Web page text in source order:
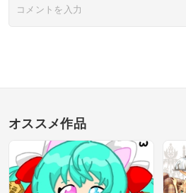
オススメ作品